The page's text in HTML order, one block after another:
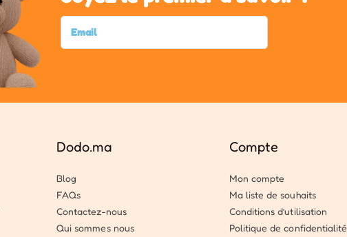
Dodo.ma
Blog
FAQs
Contactez-nous
Qui sommes nous
Compte
Mon compte
Ma liste de souhaits
Conditions d’utilisation
Politique de confidentialité